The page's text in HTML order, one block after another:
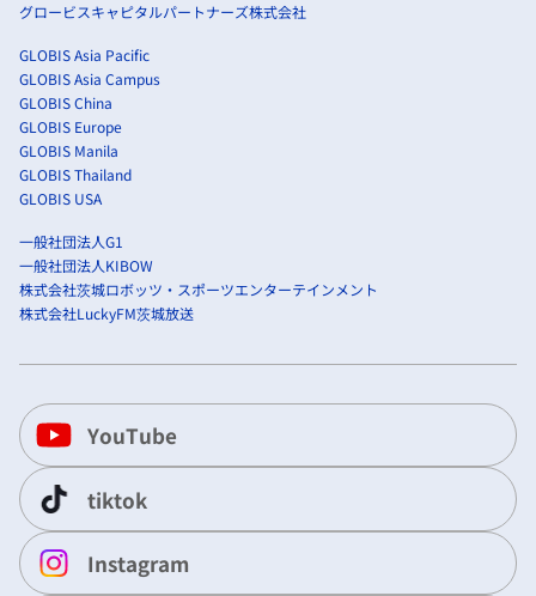
グロービスキャピタルパートナーズ株式会社
GLOBIS Asia Pacific
GLOBIS Asia Campus
GLOBIS China
GLOBIS Europe
GLOBIS Manila
GLOBIS Thailand
GLOBIS USA
一般社団法人G1
一般社団法人KIBOW
株式会社茨城ロボッツ・スポーツエンターテインメント
株式会社LuckyFM茨城放送
YouTube
tiktok
Instagram